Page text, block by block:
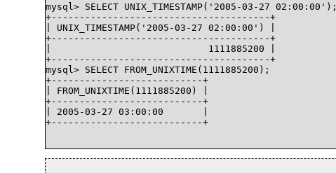
mysql> SELECT UNIX_TIMESTAMP('2005-03-27 02:00:00');
+---------------------------------------+
| UNIX_TIMESTAMP('2005-03-27 02:00:00') |
+---------------------------------------+
|                            1111885200 |
+---------------------------------------+
mysql> SELECT FROM_UNIXTIME(1111885200);
+---------------------------+
| FROM_UNIXTIME(1111885200) |
+---------------------------+
| 2005-03-27 03:00:00       |
+---------------------------+